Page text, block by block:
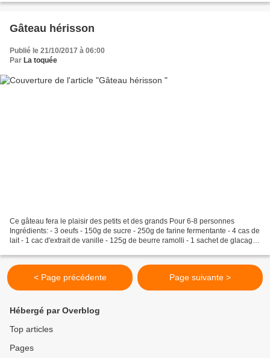
Gâteau hérisson
Publié le 21/10/2017 à 06:00
Par La toquée
Ce gâteau fera le plaisir des petits et des grands Pour 6-8 personnes
Ingrédients: - 3 oeufs - 150g de sucre - 250g de farine fermentante - 4 cas de
lait - 1 cac d'extrait de vanille - 125g de beurre ramolli - 1 sachet de glacage
< Page précédente Page suivante >
Hébergé par Overblog
Top articles
Pages